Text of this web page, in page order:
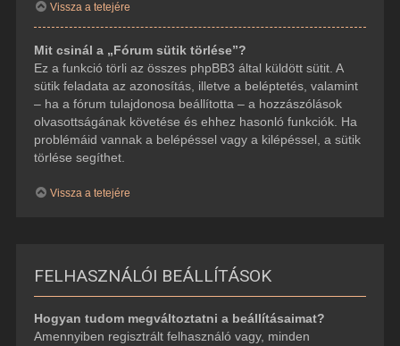
Vissza a tetejére
Mit csinál a „Fórum sütik törlése”?
Ez a funkció törli az összes phpBB3 által küldött sütit. A
sütik feladata az azonosítás, illetve a beléptetés, valamint
– ha a fórum tulajdonosa beállította – a hozzászólások
olvasottságának követése és ehhez hasonló funkciók. Ha
problémáid vannak a belépéssel vagy a kilépéssel, a sütik
törlése segíthet.
Vissza a tetejére
FELHASZNÁLÓI BEÁLLÍTÁSOK
Hogyan tudom megváltoztatni a beállításaimat?
Amennyiben regisztrált felhasználó vagy, minden